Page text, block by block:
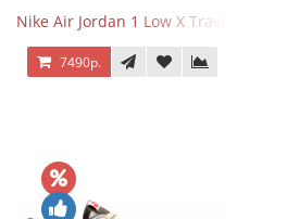
Nike Air Jordan 1 Low X Travis Scott
7490р.